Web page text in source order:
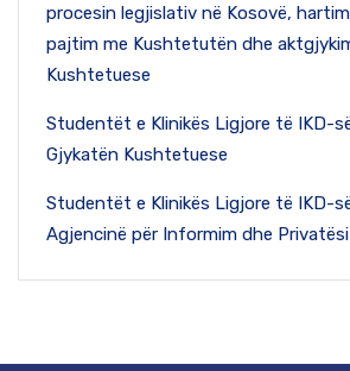
procesin legjislativ në Kosovë,
pajtim me Kushtetutën dhe
Kushtetuese
Studentët e Klinikës Ligjore të IKD-
Gjykatën Kushtetuese
Studentët e Klinikës Ligjore të IKD-
Agjencinë për Informim dhe Privatësi